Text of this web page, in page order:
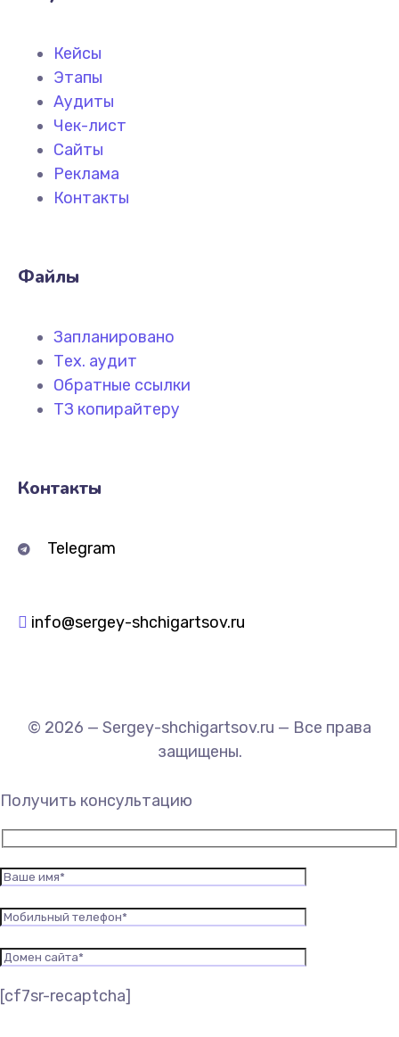
Кейсы
Этапы
Аудиты
Чек-лист
Сайты
Реклама
Контакты
Файлы
Запланировано
Тех. аудит
Обратные ссылки
ТЗ копирайтеру
Контакты
Telegram
info@sergey-shchigartsov.ru
© 2026 — Sergey-shchigartsov.ru — Все права
защищены.
Получить консультацию
[cf7sr-recaptcha]